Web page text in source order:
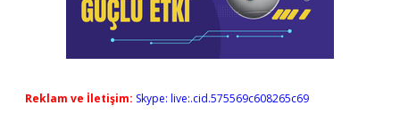
Reklam ve İletişim: Skype: live:.cid.575569c608265c69